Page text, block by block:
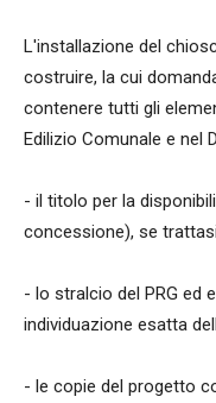
L'installazione del
costruire, la cui
contenere tutti gli
Edilizio Comunale e nel
- il titolo per la
concessione), se
- lo stralcio del PRG ed
individuazione esatta
- le copie del progetto